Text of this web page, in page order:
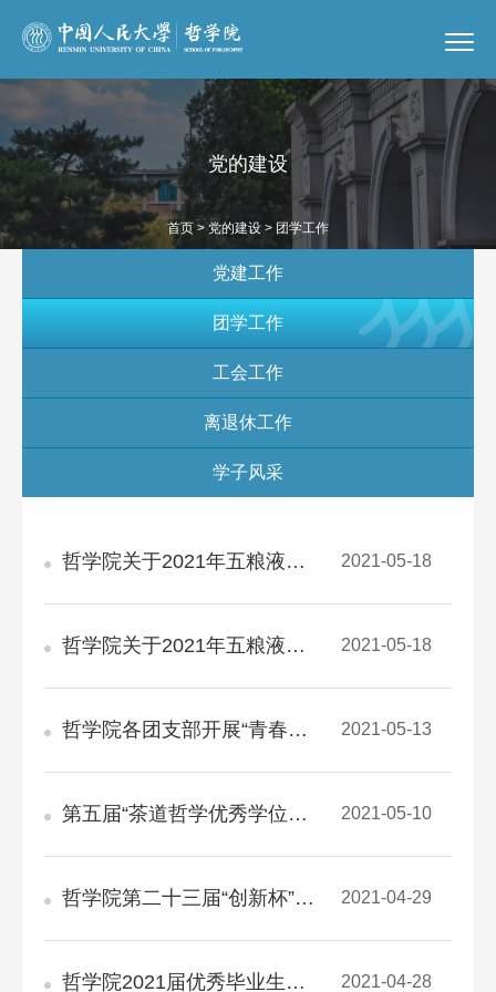
党的建设
首页 > 党的建设 > 团学工作
党建工作
团学工作
工会工作
离退休工作
学子风采
哲学院关于2021年五粮液教育基金奖学金、 阳光创业奖学金评审工作的方案和通知 2021-05-18
哲学院关于2021年五粮液教育基金奖学金、 阳光创业奖学金评审工作的方案和通知 2021-05-18
哲学院各团支部开展“青春心向党，建功新征程”团日活动 2021-05-13
第五届“茶道哲学优秀学位论文奖”评选活动通知 2021-05-10
哲学院第二十三届“创新杯”学生课外学术科技作品 竞赛评选结果公示 2021-04-29
哲学院2021届优秀毕业生推荐名单公示 2021-04-28